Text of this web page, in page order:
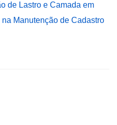
de Lastro e Camada em
Manutenção de Cadastro